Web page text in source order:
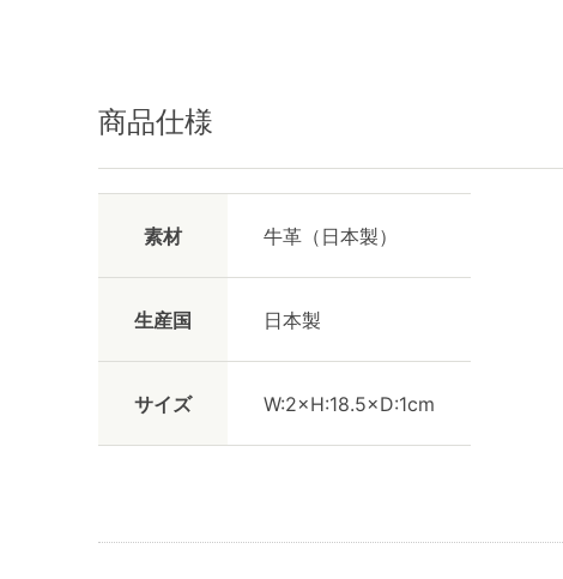
商品仕様
素材 牛革（日本製）
生産国 日本製
サイズ W:2×H:18.5×D:1cm